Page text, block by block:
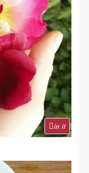
in it